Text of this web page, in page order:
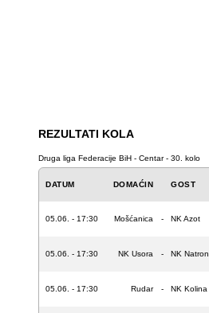
REZULTATI KOLA
Druga liga Federacije BiH - Centar - 30. kolo
DATUM DOMAĆIN GOST
05.06. - 17:30 Mošćanica - NK Azot
05.06. - 17:30 NK Usora - NK Natron
05.06. - 17:30 Rudar - NK Kolina